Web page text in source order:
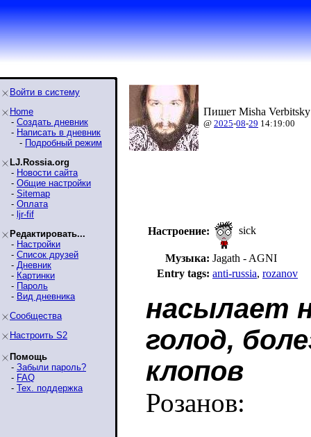
Войти в систему
Home
- Создать дневник
- Написать в дневник
- Подробный режим
LJ.Rossia.org
- Новости сайта
- Общие настройки
- Sitemap
- Оплата
- ljr-fif
Редактировать...
- Настройки
- Список друзей
- Дневник
- Картинки
- Пароль
- Вид дневника
Сообщества
Настроить S2
Помощь
- Забыли пароль?
- FAQ
- Тех. поддержка
Пишет Misha
@ 2025-08-29 14:19:00
Настроение: sick
Музыка: Jagath - AGNI
Entry tags: anti-russia, rozanov
насылает
голод,
клопов
Розанов: